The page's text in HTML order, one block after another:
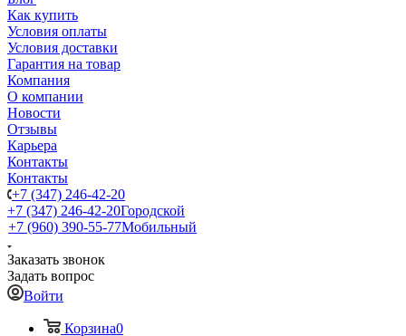
Как купить
Условия оплаты
Условия доставки
Гарантия на товар
Компания
О компании
Новости
Отзывы
Карьера
Контакты
Контакты
+7 (347) 246-42-20
+7 (347) 246-42-20Городской
+7 (960) 390-55-77Мобильный
Заказать звонок
Задать вопрос
Войти
Корзина0